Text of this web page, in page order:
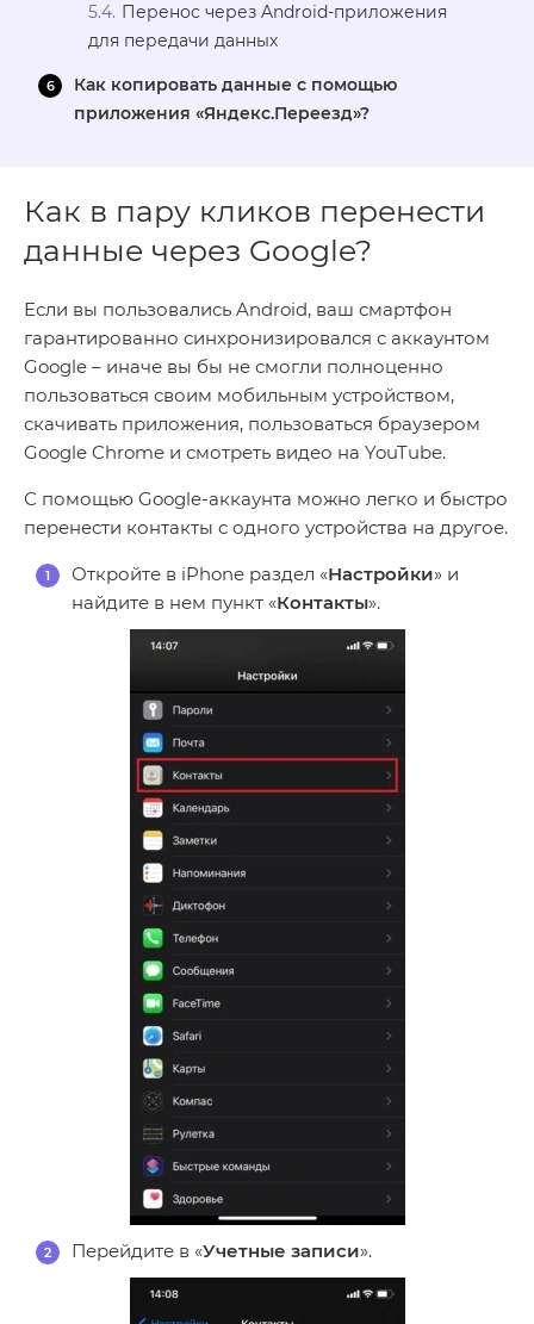
Перенос через Android-приложения
для передачи данных
Как копировать данные с помощью
приложения «Яндекс.Переезд»?
Как в пару кликов перенести
данные через Google?
Если вы пользовались Android, ваш смартфон
гарантированно синхронизировался с аккаунтом
Google – иначе вы бы не смогли полноценно
пользоваться своим мобильным устройством,
скачивать приложения, пользоваться браузером
Google Chrome и смотреть видео на YouTube.
С помощью Google-аккаунта можно легко и быстро
перенести контакты с одного устройства на другое.
Откройте в iPhone раздел «Настройки» и
найдите в нем пункт «Контакты».
Перейдите в «Учетные записи».